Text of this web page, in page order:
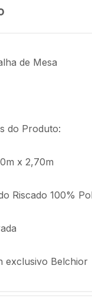
de Mesa
do Produto:
x 2,70m
Riscado 100%
exclusivo Belchior